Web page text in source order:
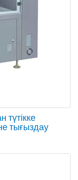
түтікке
тығыздау